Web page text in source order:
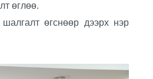
өглөө.
өгснөөр дээрх нэр